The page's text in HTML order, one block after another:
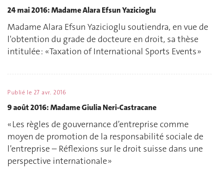
24 mai 2016: Madame Alara Efsun Yazicioglu
Madame Alara Efsun Yazicioglu soutiendra, en vue de
l'obtention du grade de docteure en droit, sa thèse
intitulée : « Taxation of International Sports Events »
Publié le 27 avr. 2016
9 août 2016: Madame Giulia Neri-Castracane
« Les règles de gouvernance d’entreprise comme
moyen de promotion de la responsabilité sociale de
l’entreprise – Réflexions sur le droit suisse dans une
perspective internationale »